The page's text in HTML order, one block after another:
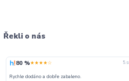
Řekli o nás
80 %★★★★☆ 5.
Rychle dodáno a dobře zabaleno.